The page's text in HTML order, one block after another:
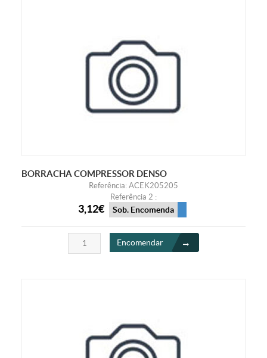
BORRACHA COMPRESSOR DENSO
Referência: ACEK205205
Referência 2 :
3,12€ Sob. Encomenda
Encomendar